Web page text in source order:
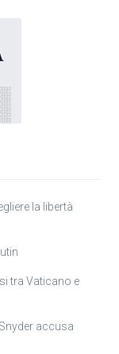
la libertà
tra Vaticano e
accusa